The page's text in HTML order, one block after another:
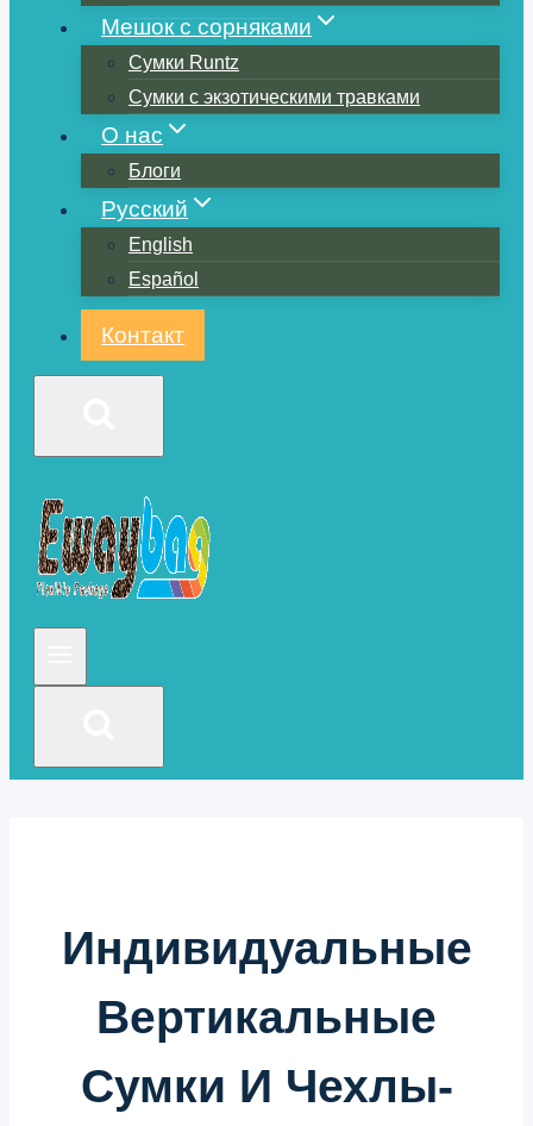
Мешок с сорняками
Сумки Runtz
Сумки с экзотическими травками
О нас
Блоги
Русский
English
Español
Контакт
Индивидуальные
Вертикальные
Сумки И Чехлы-